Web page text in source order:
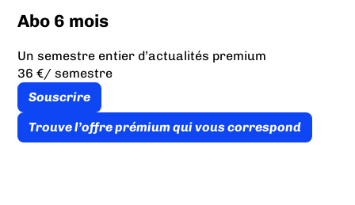
Abo 6 mois
Un semestre entier d’actualités premium
36 €/ semestre
Souscrire
Trouve l’offre prémium qui vous correspond